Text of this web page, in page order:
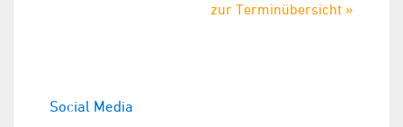
zur Terminübersicht »
Social Media